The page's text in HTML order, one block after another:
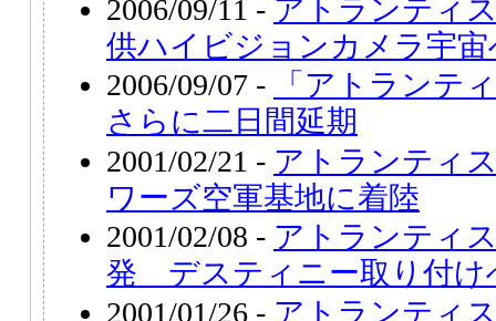
2006/09/11 - アトランティ
供ハイビジョンカメラ宇宙
2006/09/07 -
「アトランテ
さらに二日間延期
2001/02/21 - アトランティ
ワーズ空軍基地に着陸
2001/02/08 - アトランティ
発 デスティニー取り付け
2001/01/26 - アトランティ